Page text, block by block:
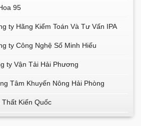
95
ty Hãng Kiểm Toán Và Tư Vấn IPA
ty Công Nghệ Số Minh Hiếu
ty Vận Tải Hải Phương
Tâm Khuyến Nông Hải Phòng
Kiến Quốc